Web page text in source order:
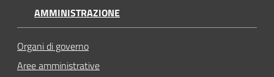
AMMINISTRAZIONE
Organi di governo
Aree amministrative